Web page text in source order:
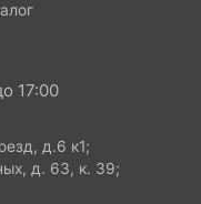
17:00
д.6 к1;
д. 63, к. 39;